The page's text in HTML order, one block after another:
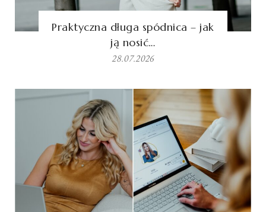
Praktyczna długa spódnica – jak
ją nosić…
28.07.2026